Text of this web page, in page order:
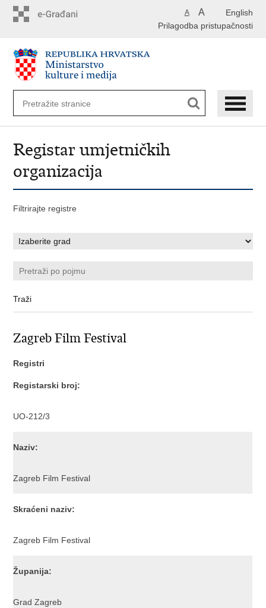
English
A A
Prilagodba pristupačnosti
Registar umjetničkih
organizacija
Filtrirajte registre
Zagreb Film Festival
Registri
Registarski broj:
UO-212/3
Naziv:
Zagreb Film Festival
Skraćeni naziv:
Zagreb Film Festival
Županija:
Grad Zagreb